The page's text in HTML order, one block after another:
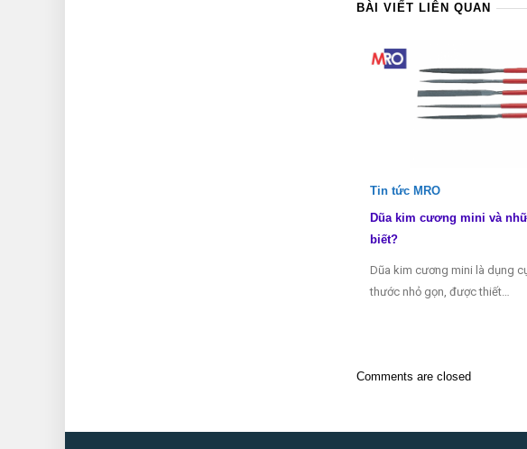
BÀI VIẾT LIÊN QUAN
Tin tức MRO
Dũa kim cương mini và
biết?
Dũa kim cương mini là dụng
thước nhỏ gọn, được thiết…
Comments are closed